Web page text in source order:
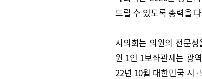
드릴 수 있도록 총력을
시의회는 의원의 전문
원 1인 1보좌관제는 광
22년 10월 대한민국 시